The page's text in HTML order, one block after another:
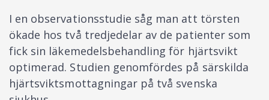
I en observationsstudie såg man att törsten
ökade hos två tredjedelar av de patienter som
fick sin läkemedelsbehandling för hjärtsvikt
optimerad. Studien genomfördes på särskilda
hjärtsviktsmottagningar på två svenska